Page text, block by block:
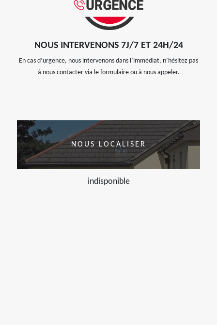
NOUS INTERVENONS 7J/7 ET 24H/24
En cas d’urgence, nous intervenons dans l’immédiat, n’hésitez pas
à nous contacter via le formulaire ou à nous appeler.
NOUS LOCALISER
indisponible